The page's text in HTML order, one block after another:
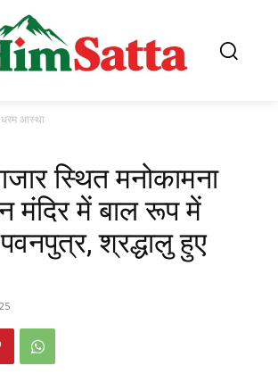
आस्था
स्थित मनोकामना
मंदिर में बाल रूप में
श्रद्धालु हुए